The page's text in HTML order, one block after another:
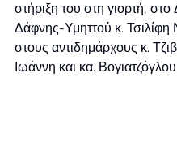
στήριξη του στη γιορτή,
Δάφνης-Υμηττού κ. Τσιλίφη
στους αντιδημάρχους κ.
Ιωάννη και κα.